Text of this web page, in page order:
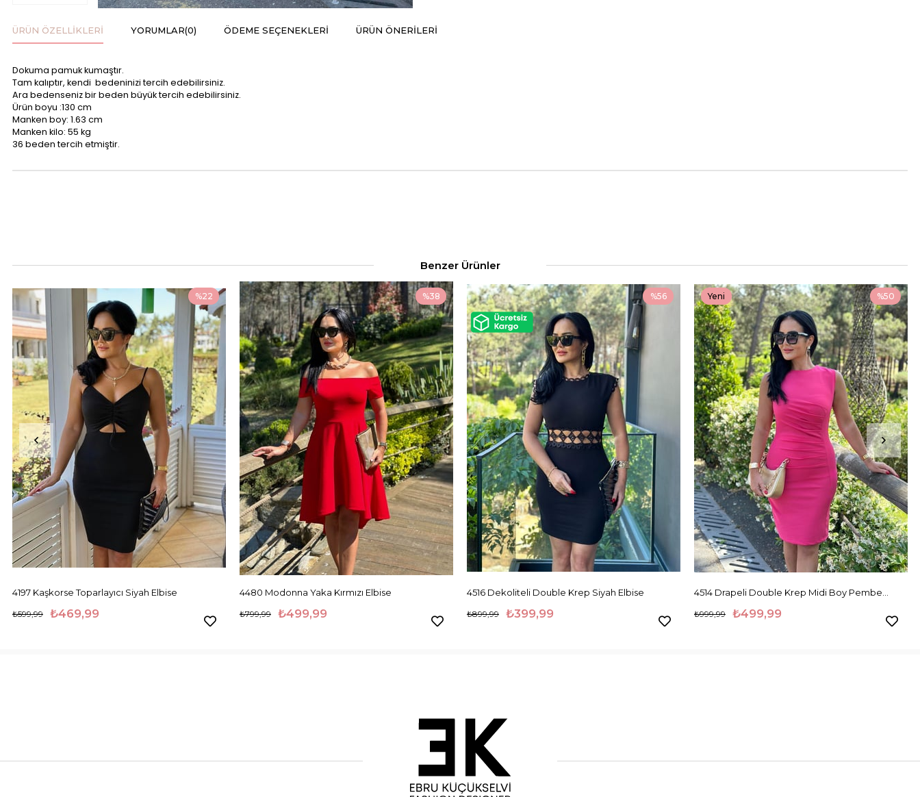
ÜRÜN ÖZELLIKLERI YORUMLAR(0) ÖDEME SEÇENEKLERI ÜRÜN ÖNERILERI
Dokuma pamuk kumaştır.
Tam kalıptır, kendi bedeninizi tercih edebilirsiniz.
Ara bedenseniz bir beden büyük tercih edebilirsiniz.
Ürün boyu :130 cm
Manken boy: 1.63 cm
Manken kilo: 55 kg
36 beden tercih etmiştir.
Benzer Ürünler
4197 Kaşkorse Toparlayıcı Siyah Elbise
₺469,99
₺599,99
%22
4480 Modonna Yaka Kırmızı Elbise
₺499,99
₺799,99
%38
4516 Dekoliteli Double Krep Siyah Elbise
₺399,99
₺899,99
%56
4514 Drapeli Double Krep Midi Boy Pembe
₺499,99
₺999,99
%50
Yeni
Ürün